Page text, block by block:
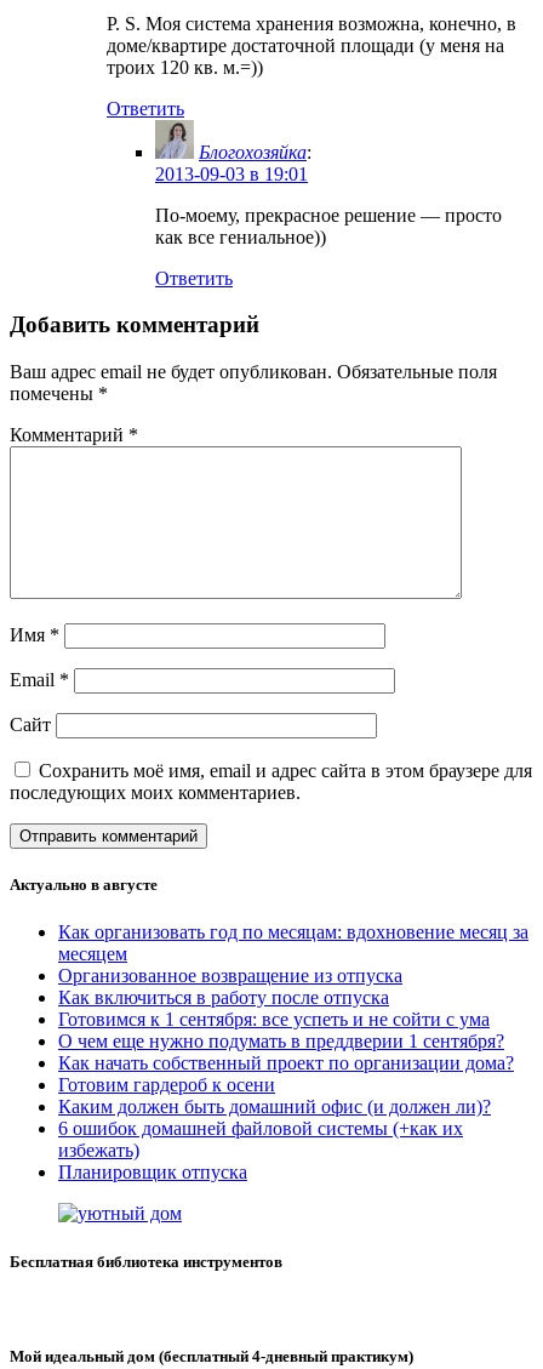
P. S. Моя система хранения возможна, конечно, в
доме/квартире достаточной площади (у меня на
троих 120 кв. м.=))
Ответить
Блогохозяйка:
2013-09-03 в 19:01
По-моему, прекрасное решение — просто
как все гениальное))
Ответить
Добавить комментарий
Ваш адрес email не будет опубликован. Обязательные поля
помечены *
Комментарий *
Имя *
Email *
Сайт
Сохранить моё имя, email и адрес сайта в этом браузере для
последующих моих комментариев.
Актуально в августе
Как организовать год по месяцам: вдохновение месяц за
месяцем
Организованное возвращение из отпуска
Как включиться в работу после отпуска
Готовимся к 1 сентября: все успеть и не сойти с ума
О чем еще нужно подумать в преддверии 1 сентября?
Как начать собственный проект по организации дома?
Готовим гардероб к осени
Каким должен быть домашний офис (и должен ли)?
6 ошибок домашней файловой системы (+как их
избежать)
Планировщик отпуска
Бесплатная библиотека инструментов
Мой идеальный дом (бесплатный 4-дневный практикум)